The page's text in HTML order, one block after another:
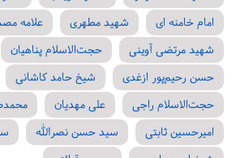
امام خامنه ای
شهید مطهری
علامه
شهید مرتضی آوینی
حجت‌الاسلام پناهیان
حسن رحیم‌پور ازغدی
شیخ حامد کاشانی
حجت‌الاسلام راجی
علی مهدیان
امیرحسین ثابتی
سید حسن نصرالله